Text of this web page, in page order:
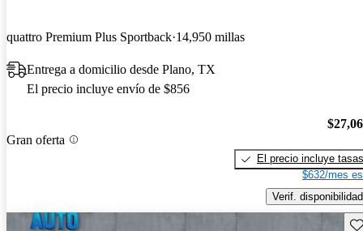
quattro Premium Plus Sportback 14,950 millas
Entrega a domicilio desde Plano, TX
El precio incluye envío de $856
Gran oferta
El precio incluye tasas
$632/mes
Verif. disponibilidad